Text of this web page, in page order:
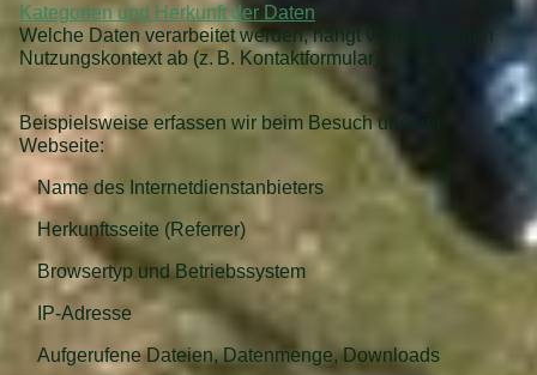
Kategorien und Herkunft der Daten
Welche Daten verarbeitet werden, hängt vom jeweiligen
Nutzungskontext ab (z. B. Kontaktformular).
Beispielsweise erfassen wir beim Besuch unserer
Webseite:
Name des Internetdienstanbieters
Herkunftsseite (Referrer)
Browsertyp und Betriebssystem
IP-Adresse
Aufgerufene Dateien, Datenmenge, Downloads